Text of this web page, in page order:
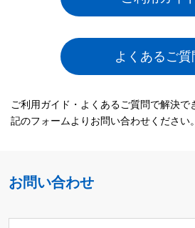
よくあるご質
ご利用ガイド・よくあるご質問で解決で
記のフォームよりお問い合わせください。
お問い合わせ